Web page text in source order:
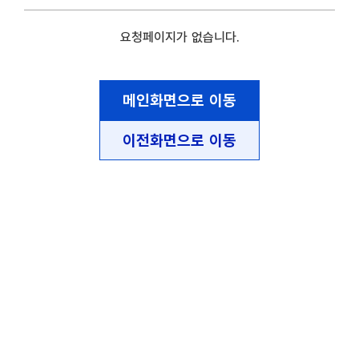
요청페이지가 없습니다.
메인화면으로 이동
이전화면으로 이동